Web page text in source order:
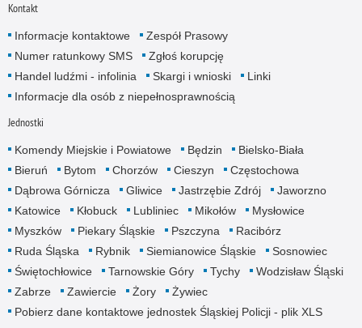
Kontakt
Informacje kontaktowe
Zespół Prasowy
Numer ratunkowy SMS
Zgłoś korupcję
Handel ludźmi - infolinia
Skargi i wnioski
Linki
Informacje dla osób z niepełnosprawnością
Jednostki
Komendy Miejskie i Powiatowe Będzin
Bielsko-Biała
Bieruń
Bytom Chorzów Cieszyn
Częstochowa
Dąbrowa Górnicza
Gliwice Jastrzębie Zdrój
Jaworzno
Katowice
Kłobuck Lubliniec Mikołów
Mysłowice
Myszków
Piekary Śląskie Pszczyna
Racibórz
Ruda Śląska
Rybnik Siemianowice Śląskie
Sosnowiec
Świętochłowice
Tarnowskie Góry Tychy
Wodzisław Śląski
Zabrze
Zawiercie Żory
Żywiec
Pobierz dane kontaktowe jednostek Śląskiej Policji - plik XLS